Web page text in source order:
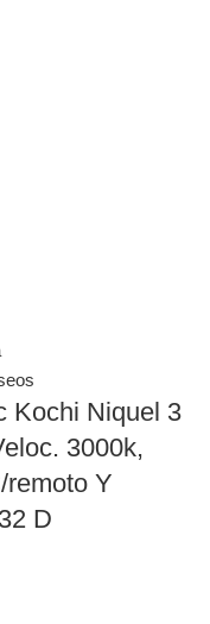
Kochi Niquel 3
3000k,
remoto Y
D